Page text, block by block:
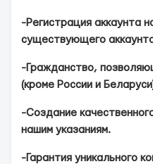
-Регистрация аккаунта
существующего
-Гражданство,
(кроме России и
-Создание
нашим указаниям.
-Гарантия уникального